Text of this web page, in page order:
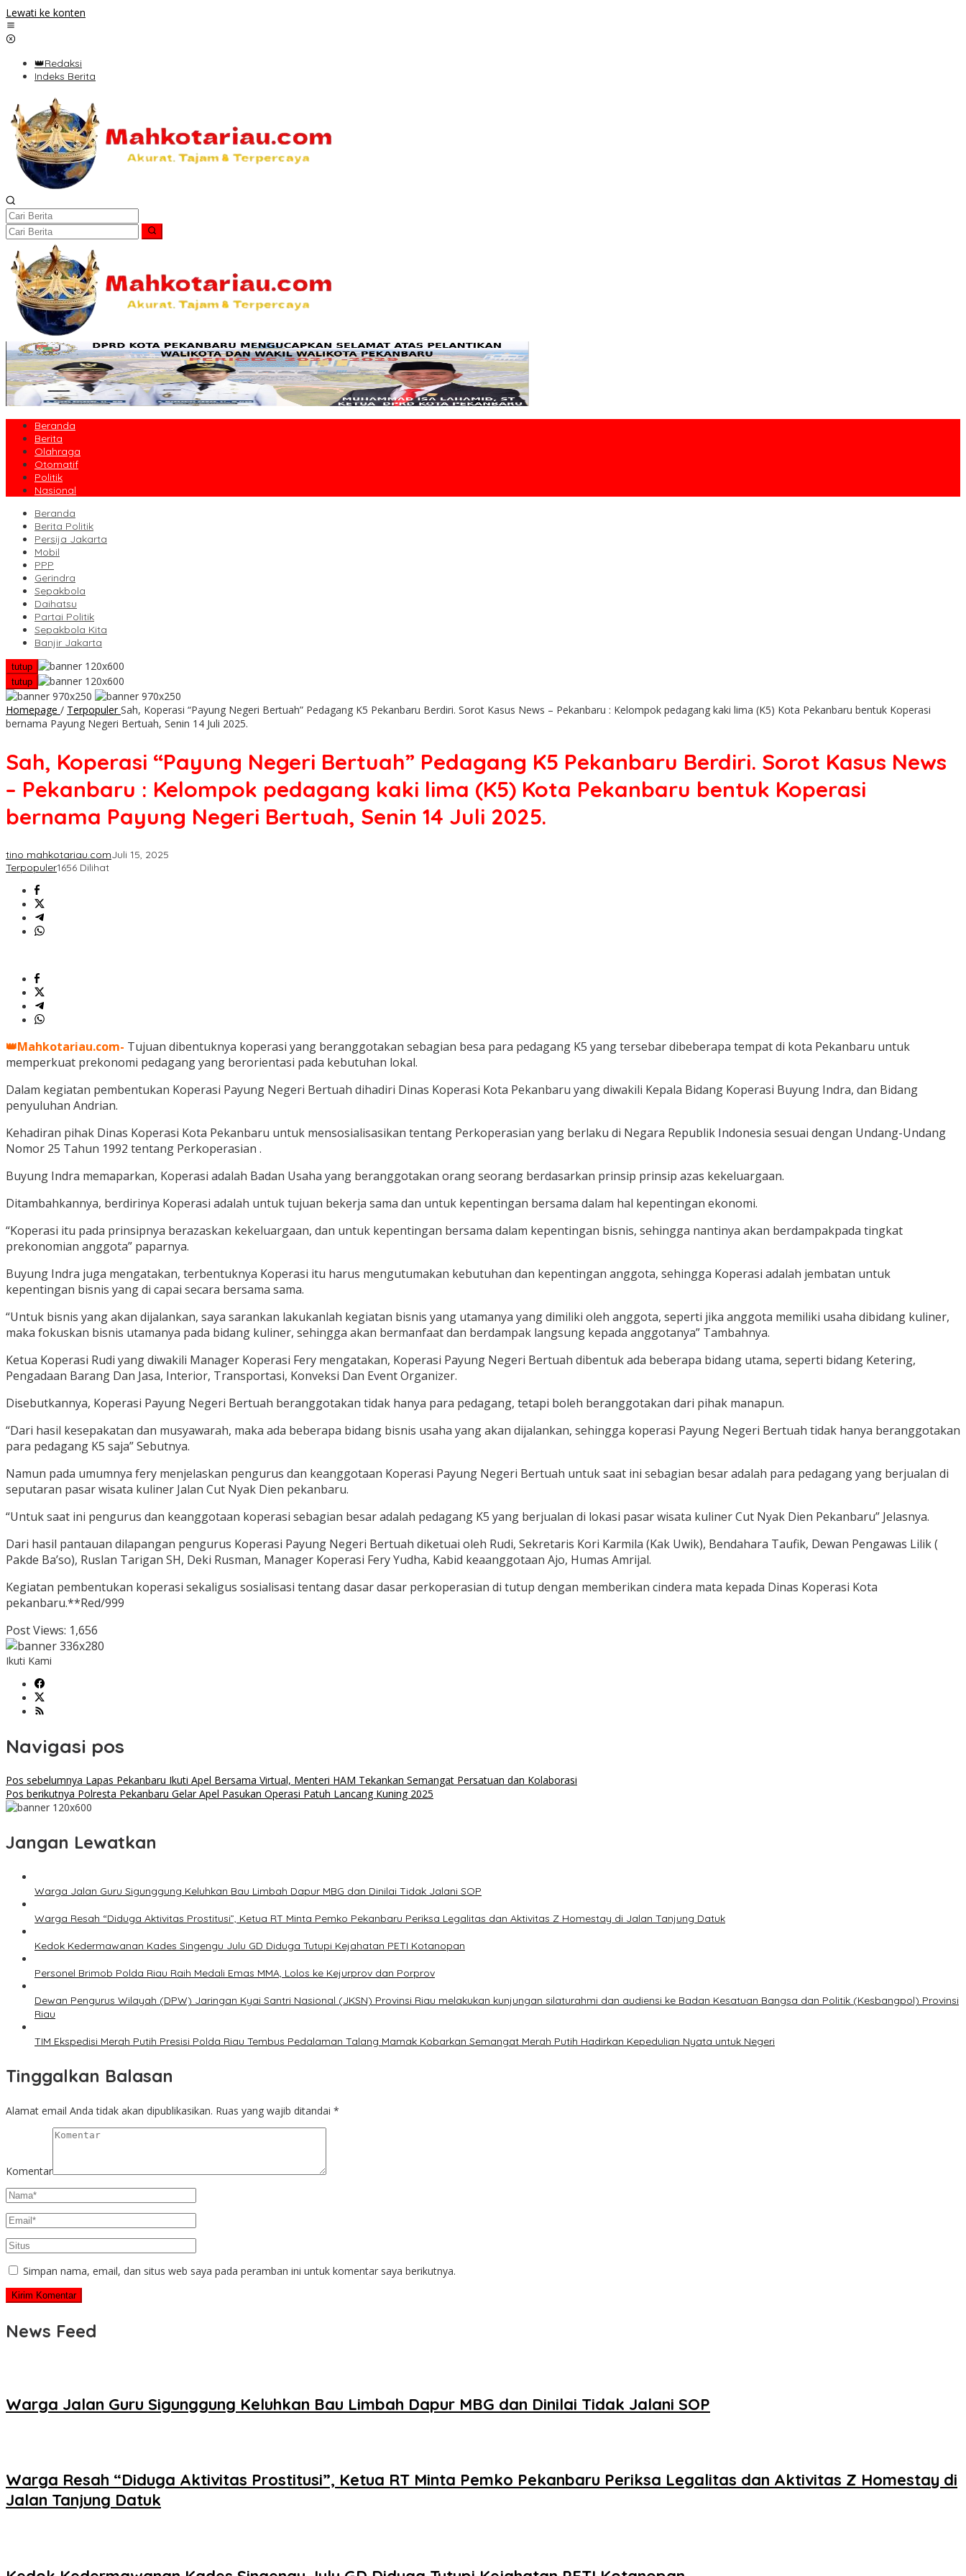
Lewati ke konten
👑Redaksi
Indeks Berita
Beranda
Berita
Olahraga
Otomatif
Politik
Nasional
Beranda
Berita Politik
Persija Jakarta
Mobil
PPP
Gerindra
Sepakbola
Daihatsu
Partai Politik
Sepakbola Kita
Banjir Jakarta
tutup
tutup
Homepage / Terpopuler Sah, Koperasi “Payung Negeri Bertuah” Pedagang K5 Pekanbaru Berdiri. Sorot Kasus News – Pekanbaru : Kelompok pedagang kaki lima (K5) Kota Pekanbaru bentuk Koperasi
bernama Payung Negeri Bertuah, Senin 14 Juli 2025.
Sah, Koperasi “Payung Negeri Bertuah” Pedagang K5 Pekanbaru Berdiri. Sorot Kasus News
– Pekanbaru : Kelompok pedagang kaki lima (K5) Kota Pekanbaru bentuk Koperasi
bernama Payung Negeri Bertuah, Senin 14 Juli 2025.
tino mahkotariau.comJuli 15, 2025
Terpopuler1656 Dilihat
👑Mahkotariau.com- Tujuan dibentuknya koperasi yang beranggotakan sebagian besa para pedagang K5 yang tersebar dibeberapa tempat di kota Pekanbaru untuk
memperkuat prekonomi pedagang yang berorientasi pada kebutuhan lokal.
Dalam kegiatan pembentukan Koperasi Payung Negeri Bertuah dihadiri Dinas Koperasi Kota Pekanbaru yang diwakili Kepala Bidang Koperasi Buyung Indra, dan Bidang
penyuluhan Andrian.
Kehadiran pihak Dinas Koperasi Kota Pekanbaru untuk mensosialisasikan tentang Perkoperasian yang berlaku di Negara Republik Indonesia sesuai dengan Undang-Undang
Nomor 25 Tahun 1992 tentang Perkoperasian .
Buyung Indra memaparkan, Koperasi adalah Badan Usaha yang beranggotakan orang seorang berdasarkan prinsip prinsip azas kekeluargaan.
Ditambahkannya, berdirinya Koperasi adalah untuk tujuan bekerja sama dan untuk kepentingan bersama dalam hal kepentingan ekonomi.
“Koperasi itu pada prinsipnya berazaskan kekeluargaan, dan untuk kepentingan bersama dalam kepentingan bisnis, sehingga nantinya akan berdampakpada tingkat
prekonomian anggota” paparnya.
Buyung Indra juga mengatakan, terbentuknya Koperasi itu harus mengutumakan kebutuhan dan kepentingan anggota, sehingga Koperasi adalah jembatan untuk
kepentingan bisnis yang di capai secara bersama sama.
“Untuk bisnis yang akan dijalankan, saya sarankan lakukanlah kegiatan bisnis yang utamanya yang dimiliki oleh anggota, seperti jika anggota memiliki usaha dibidang kuliner,
maka fokuskan bisnis utamanya pada bidang kuliner, sehingga akan bermanfaat dan berdampak langsung kepada anggotanya” Tambahnya.
Ketua Koperasi Rudi yang diwakili Manager Koperasi Fery mengatakan, Koperasi Payung Negeri Bertuah dibentuk ada beberapa bidang utama, seperti bidang Ketering,
Pengadaan Barang Dan Jasa, Interior, Transportasi, Konveksi Dan Event Organizer.
Disebutkannya, Koperasi Payung Negeri Bertuah beranggotakan tidak hanya para pedagang, tetapi boleh beranggotakan dari pihak manapun.
“Dari hasil kesepakatan dan musyawarah, maka ada beberapa bidang bisnis usaha yang akan dijalankan, sehingga koperasi Payung Negeri Bertuah tidak hanya beranggotakan
para pedagang K5 saja” Sebutnya.
Namun pada umumnya fery menjelaskan pengurus dan keanggotaan Koperasi Payung Negeri Bertuah untuk saat ini sebagian besar adalah para pedagang yang berjualan di
seputaran pasar wisata kuliner Jalan Cut Nyak Dien pekanbaru.
“Untuk saat ini pengurus dan keanggotaan koperasi sebagian besar adalah pedagang K5 yang berjualan di lokasi pasar wisata kuliner Cut Nyak Dien Pekanbaru” Jelasnya.
Dari hasil pantauan dilapangan pengurus Koperasi Payung Negeri Bertuah diketuai oleh Rudi, Sekretaris Kori Karmila (Kak Uwik), Bendahara Taufik, Dewan Pengawas Lilik (
Pakde Ba’so), Ruslan Tarigan SH, Deki Rusman, Manager Koperasi Fery Yudha, Kabid keaanggotaan Ajo, Humas Amrijal.
Kegiatan pembentukan koperasi sekaligus sosialisasi tentang dasar dasar perkoperasian di tutup dengan memberikan cindera mata kepada Dinas Koperasi Kota
pekanbaru.**Red/999
Post Views: 1,656
Ikuti Kami
Navigasi pos
Pos sebelumnya Lapas Pekanbaru Ikuti Apel Bersama Virtual, Menteri HAM Tekankan Semangat Persatuan dan Kolaborasi
Pos berikutnya Polresta Pekanbaru Gelar Apel Pasukan Operasi Patuh Lancang Kuning 2025
Jangan Lewatkan
Warga Jalan Guru Sigunggung Keluhkan Bau Limbah Dapur MBG dan Dinilai Tidak Jalani SOP
Warga Resah “Diduga Aktivitas Prostitusi”, Ketua RT Minta Pemko Pekanbaru Periksa Legalitas dan Aktivitas Z Homestay di Jalan Tanjung Datuk
Kedok Kedermawanan Kades Singengu Julu GD Diduga Tutupi Kejahatan PETI Kotanopan
Personel Brimob Polda Riau Raih Medali Emas MMA, Lolos ke Kejurprov dan Porprov
Dewan Pengurus Wilayah (DPW) Jaringan Kyai Santri Nasional (JKSN) Provinsi Riau melakukan kunjungan silaturahmi dan audiensi ke Badan Kesatuan Bangsa dan Politik (Kesbangpol) Provinsi
Riau
TIM Ekspedisi Merah Putih Presisi Polda Riau Tembus Pedalaman Talang Mamak Kobarkan Semangat Merah Putih Hadirkan Kepedulian Nyata untuk Negeri
Tinggalkan Balasan
Alamat email Anda tidak akan dipublikasikan. Ruas yang wajib ditandai *
Komentar
Simpan nama, email, dan situs web saya pada peramban ini untuk komentar saya berikutnya.
News Feed
Warga Jalan Guru Sigunggung Keluhkan Bau Limbah Dapur MBG dan Dinilai Tidak Jalani SOP
Warga Resah “Diduga Aktivitas Prostitusi”, Ketua RT Minta Pemko Pekanbaru Periksa Legalitas dan Aktivitas Z Homestay di
Jalan Tanjung Datuk